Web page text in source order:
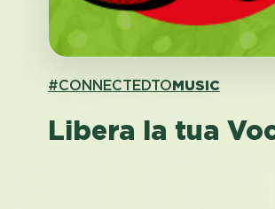
#CONNECTEDTOMUSIC
Libera la tua